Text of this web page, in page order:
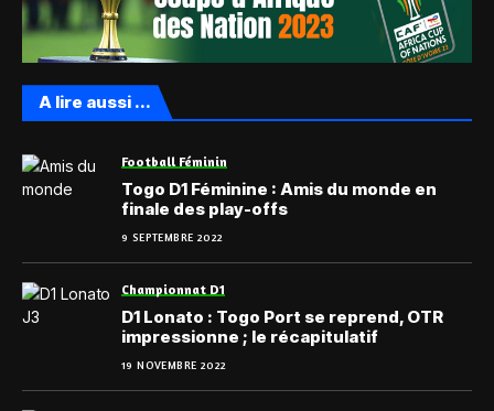
A lire aussi ...
Football Féminin
Togo D1 Féminine : Amis du monde en
finale des play-offs
9 SEPTEMBRE 2022
Championnat D1
D1 Lonato : Togo Port se reprend, OTR
impressionne ; le récapitulatif
19 NOVEMBRE 2022